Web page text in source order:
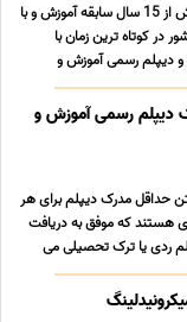
مجتمع آموزشی نگین آفاق ایرانیان با بیش از 15 سال سابقه آموزش و با
در کوتاه ترین زمان با
دیپلم رسمی آموزش و
تحصیلی و بررسی پرونده
م ... ...
دیپلم رسمی آموزش و
حداقل مدرک دیپلم برای هر
هستند که موفق به دریافت
ردی یا ترک تحصیلی می
و آخرین مقطع تحصیلی